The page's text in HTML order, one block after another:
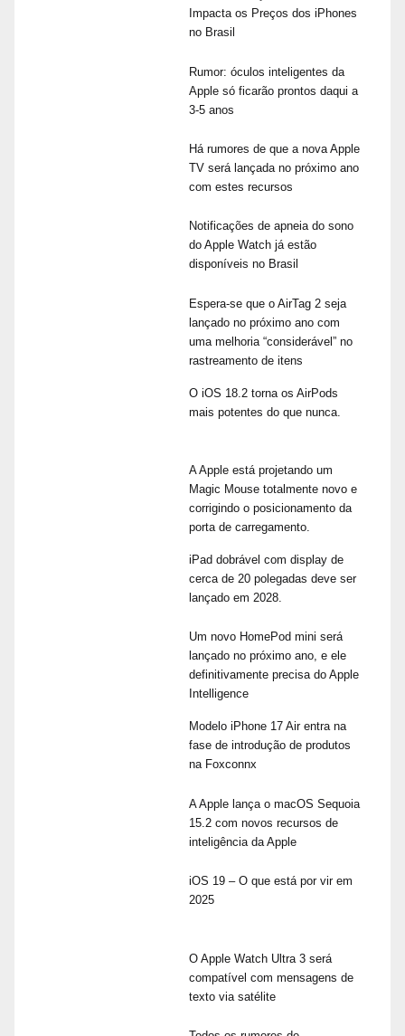
Impacta os Preços dos iPhones
no Brasil
Rumor: óculos inteligentes da
Apple só ficarão prontos daqui a
3-5 anos
Há rumores de que a nova Apple
TV será lançada no próximo ano
com estes recursos
Notificações de apneia do sono
do Apple Watch já estão
disponíveis no Brasil
Espera-se que o AirTag 2 seja
lançado no próximo ano com
uma melhoria “considerável” no
rastreamento de itens
O iOS 18.2 torna os AirPods
mais potentes do que nunca.
A Apple está projetando um
Magic Mouse totalmente novo e
corrigindo o posicionamento da
porta de carregamento.
iPad dobrável com display de
cerca de 20 polegadas deve ser
lançado em 2028.
Um novo HomePod mini será
lançado no próximo ano, e ele
definitivamente precisa do Apple
Intelligence
Modelo iPhone 17 Air entra na
fase de introdução de produtos
na Foxconnx
A Apple lança o macOS Sequoia
15.2 com novos recursos de
inteligência da Apple
iOS 19 – O que está por vir em
2025
O Apple Watch Ultra 3 será
compatível com mensagens de
texto via satélite